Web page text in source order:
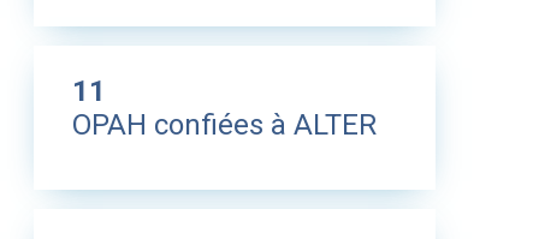
11
OPAH confiées à ALTER